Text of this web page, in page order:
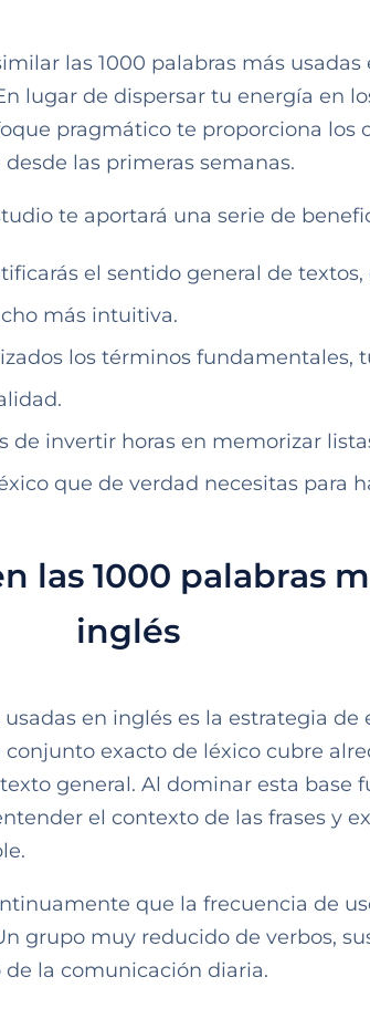
las 1000 palabras más
lugar de dispersar tu energía en
pragmático te proporciona los
las primeras semanas.
te aportará una serie de
el sentido general de
más intuitiva.
los términos fundamentales,
de invertir horas en memorizar
que de verdad necesitas para
las 1000 palabras
inglés
en inglés es la estrategia
exacto de léxico cubre
general. Al dominar esta base
el contexto de las frases y
que la frecuencia de
grupo muy reducido de verbos,
la comunicación diaria.